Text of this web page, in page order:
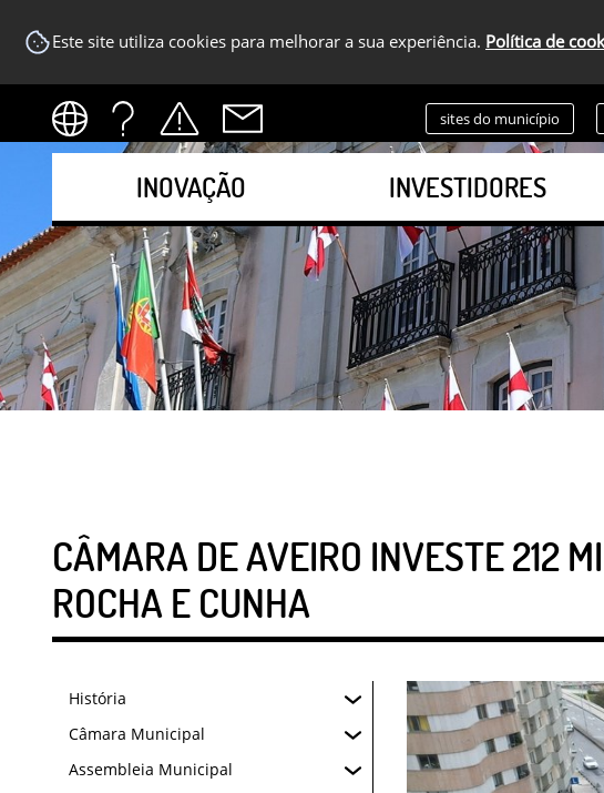
Este site utiliza cookies para melhorar a sua experiência. Política de
sites do município
INOVAÇÃO INVESTIDORES
CÂMARA DE AVEIRO INVESTE 212
ROCHA E CUNHA
História
Câmara Municipal
Assembleia Municipal